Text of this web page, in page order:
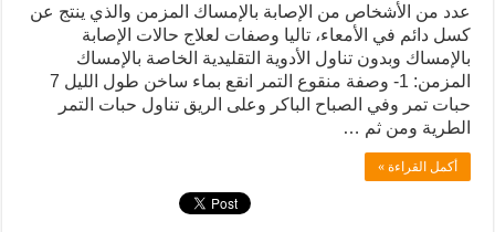
عدد من الأشخاص من الإصابة بالإمساك المزمن والذي ينتج عن
كسل دائم في الأمعاء، تاليا وصفات لعلاج حالات الإصابة
بالإمساك وبدون تناول الأدوية التقليدية الخاصة بالإمساك
المزمن: 1- وصفة منقوع التمر انقع بماء ساخن طول الليل 7
حبات تمر وفي الصباح الباكر وعلى الريق تناول حبات التمر
الطرية ومن ثم …
أكمل القراءة »